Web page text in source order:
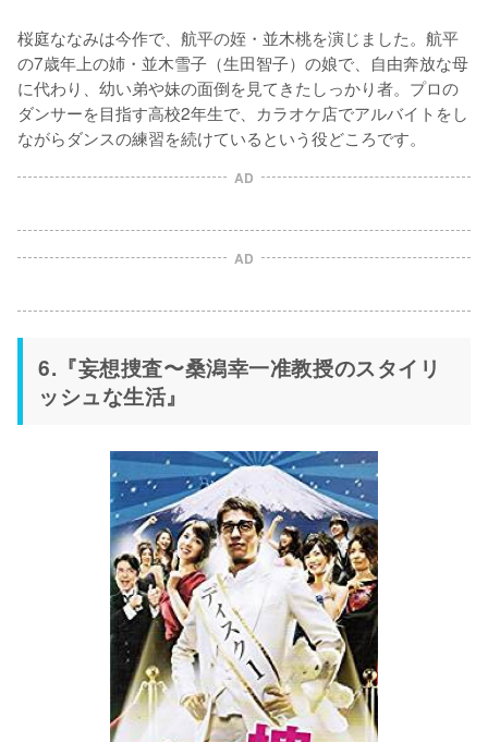
桜庭ななみは今作で、航平の姪・並木桃を演じました。航平
の7歳年上の姉・並木雪子（生田智子）の娘で、自由奔放な母
に代わり、幼い弟や妹の面倒を見てきたしっかり者。プロの
ダンサーを目指す高校2年生で、カラオケ店でアルバイトをし
ながらダンスの練習を続けているという役どころです。
AD
AD
6.『妄想捜査〜桑潟幸一准教授のスタイリ
ッシュな生活』